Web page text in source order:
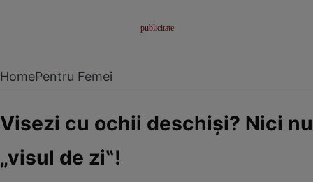
HomePentru Femei
Visezi cu ochii deschişi? Nici
„visul de zi‟!